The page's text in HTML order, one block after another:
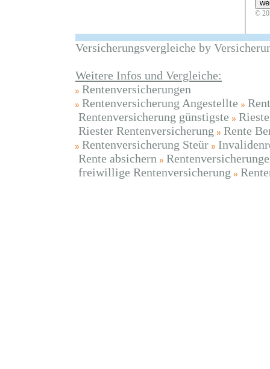
©
Versicherungsvergleiche by
Weitere Infos und Vergleiche:
Rentenversicherungen
Rentenversicherung Angestellte
Rentenversicherung günstigste
Riester Rentenversicherung
Rente
Rentenversicherung Steür
Rente absichern
freiwillige Rentenversicherung